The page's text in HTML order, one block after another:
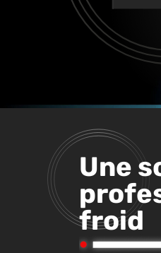
Une
froid